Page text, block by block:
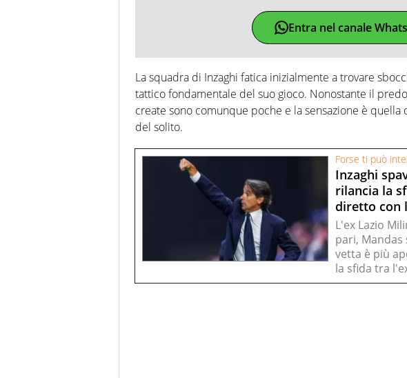
Entra nel canale
La squadra di Inzaghi fatica inizialmente a trovare
tattico fondamentale del suo gioco. Nonostante il
create sono comunque poche e la sensazione è
del solito.
Forse ti può
Inzaghi
rilancia la
diretto con
L'ex Lazio
pari, Mandas
vetta è più
la sfida tra